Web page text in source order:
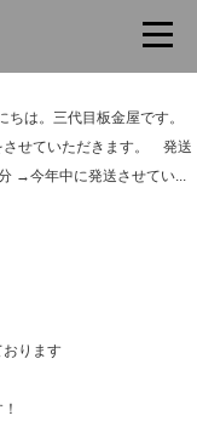
は。三代目板金屋です。
させていただきます。 発送
→今年中に発送させてい...
おります